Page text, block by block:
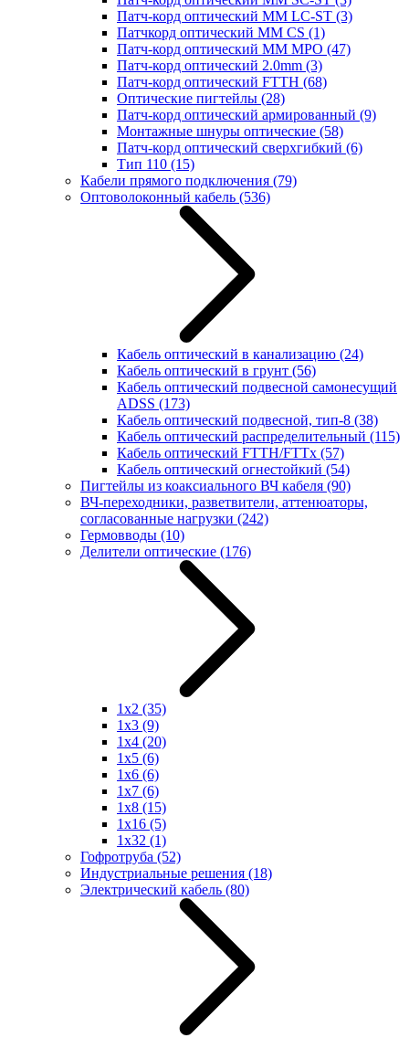
Патч-корд оптический MM LC-ST (3)
Патчкорд оптический MM CS (1)
Патч-корд оптический MM MPO (47)
Патч-корд оптический 2.0mm (3)
Патч-корд оптический FTTH (68)
Оптические пигтейлы (28)
Патч-корд оптический армированный (9)
Монтажные шнуры оптические (58)
Патч-корд оптический сверхгибкий (6)
Тип 110 (15)
Кабели прямого подключения (79)
Оптоволоконный кабель (536)
Кабель оптический в канализацию (24)
Кабель оптический в грунт (56)
Кабель оптический подвесной самонесущий
ADSS (173)
Кабель оптический подвесной, тип-8 (38)
Кабель оптический распределительный (115)
Кабель оптический FTTH/FTTx (57)
Кабель оптический огнестойкий (54)
Пигтейлы из коаксиального ВЧ кабеля (90)
ВЧ-переходники, разветвители, аттенюаторы,
согласованные нагрузки (242)
Гермовводы (10)
Делители оптические (176)
1x2 (35)
1x3 (9)
1x4 (20)
1x5 (6)
1x6 (6)
1x7 (6)
1x8 (15)
1x16 (5)
1x32 (1)
Гофротруба (52)
Индустриальные решения (18)
Электрический кабель (80)